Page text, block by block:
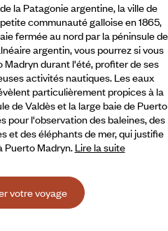
la Patagonie argentine, la ville de
communauté galloise en 1865,
fermée au nord par la péninsule de
argentin, vous pourrez si vous
Madryn durant l'été, profiter de ses
activités nautiques. Les eaux
particulièrement propices à la
de Valdès et la large baie de Puerto
pour l'observation des baleines,des
et des éléphants de mer, qui justifie
Puerto Madryn. Lire la suite
votre voyage